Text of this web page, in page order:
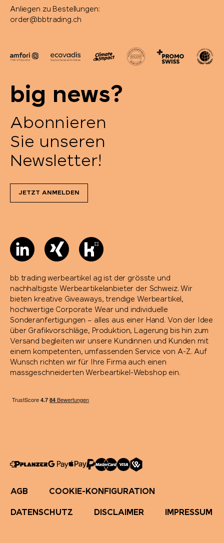
Anliegen zu Bestellungen:
order@bbtrading.ch
big news?
Abonnieren
Sie unseren
Newsletter!
JETZT ANMELDEN
bb trading werbeartikel ag ist der grösste und
nachhaltigste Werbeartikelanbieter der Schweiz. Wir
bieten kreative Giveaways, trendige Werbeartikel,
hochwertige Corporate Wear und individuelle
Sonderanfertigungen – alles aus einer Hand. Von der Idee
über Grafikvorschläge, Produktion, Lagerung bis hin zum
Versand begleiten wir unsere Kundinnen und Kunden mit
einem kompetenten, umfassenden Service von A-Z. Auf
Wunsch richten wir für Ihre Firma auch einen
massgeschneiderten Werbeartikel-Webshop ein.
AGB COOKIE-KONFIGURATION
DATENSCHUTZ DISCLAIMER IMPRESSUM